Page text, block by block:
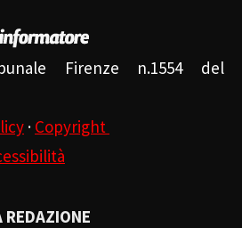
Firenze n.1554 del
· Copyright
REDAZIONE